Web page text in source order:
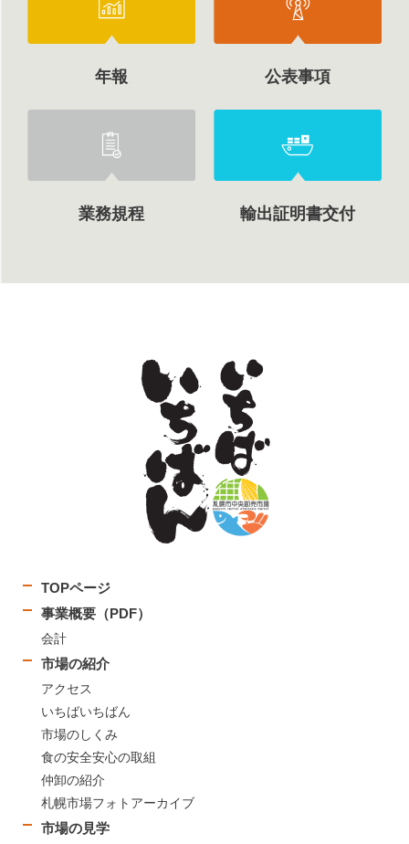
年報 公表事項
業務規程 輸出証明書交付
TOPページ
事業概要（PDF）
会計
市場の紹介
アクセス
いちばいちばん
市場のしくみ
食の安全安心の取組
仲卸の紹介
札幌市場フォトアーカイブ
市場の見学